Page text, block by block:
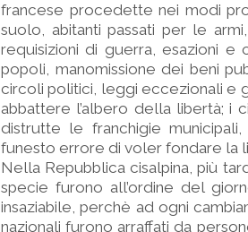
francese procedette nei modi
suolo, abitanti passati per le
requisizioni di guerra, esazioni e
popoli, manomissione dei beni
circoli politici, leggi eccezionali e
abbattere l’albero della libertà; i
distrutte le franchigie
funesto errore di voler fondare la
Nella Repubblica cisalpina, più
specie furono all’ordine del
insaziabile, perchè ad ogni
nazionali furono arraffati da